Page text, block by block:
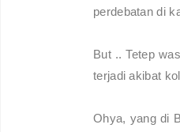
perdebatan di
But .. Tetep
terjadi akibat
Ohya, yang di